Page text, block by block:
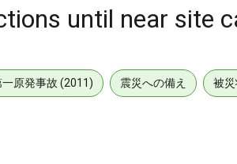
until near site
原発事故 (2011) 震災への備え 被災